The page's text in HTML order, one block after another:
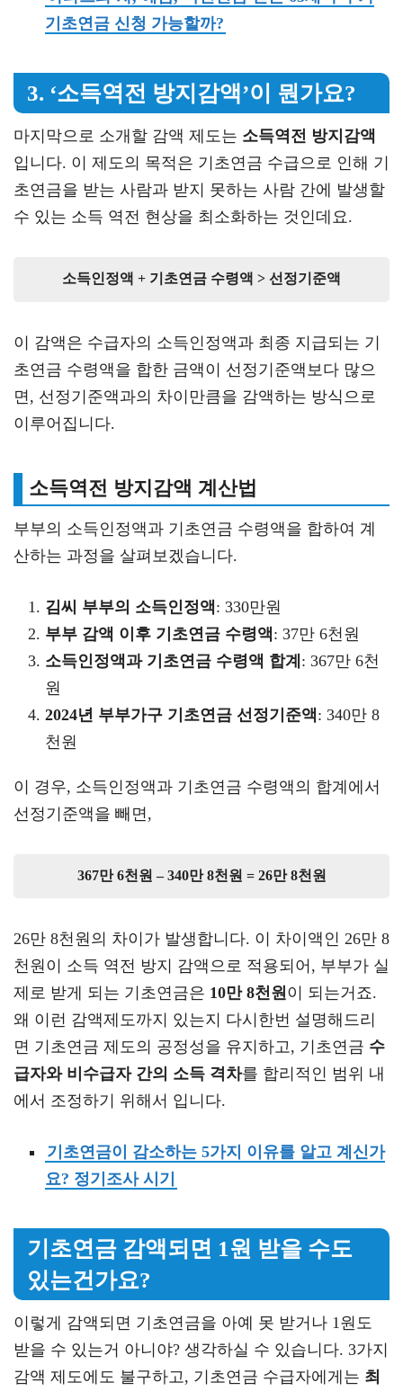
기초연금 신청 가능할까?
3. ‘소득역전 방지감액’이 뭔가요?
마지막으로 소개할 감액 제도는 소득역전 방지감액
입니다. 이 제도의 목적은 기초연금 수급으로 인해 기
초연금을 받는 사람과 받지 못하는 사람 간에 발생할
수 있는 소득 역전 현상을 최소화하는 것인데요.
소득인정액 + 기초연금 수령액 > 선정기준액
이 감액은 수급자의 소득인정액과 최종 지급되는 기
초연금 수령액을 합한 금액이 선정기준액보다 많으
면, 선정기준액과의 차이만큼을 감액하는 방식으로
이루어집니다.
소득역전 방지감액 계산법
부부의 소득인정액과 기초연금 수령액을 합하여 계
산하는 과정을 살펴보겠습니다.
김씨 부부의 소득인정액: 330만원
부부 감액 이후 기초연금 수령액: 37만 6천원
소득인정액과 기초연금 수령액 합계 : 367만 6천
원
2024년 부부가구 기초연금 선정기준액: 340만 8
천원
이 경우, 소득인정액과 기초연금 수령액의 합계에서
선정기준액을 빼면,
367만 6천원 – 340만 8천원 = 26만 8천원
26만 8천원의 차이가 발생합니다. 이 차이액인 26만 8
천원이 소득 역전 방지 감액으로 적용되어, 부부가 실
제로 받게 되는 기초연금은 10만 8천원이 되는거죠.
왜 이런 감액제도까지 있는지 다시한번 설명해드리
면 기초연금 제도의 공정성을 유지하고, 기초연금 수
급자와 비수급자 간의 소득 격차를 합리적인 범위 내
에서 조정하기 위해서 입니다.
기초연금이 감소하는 5가지 이유를 알고 계신가
요? 정기조사 시기
기초연금 감액되면 1원 받을 수도
있는건가요?
이렇게 감액되면 기초연금을 아예 못 받거나 1원도
받을 수 있는거 아니야? 생각하실 수 있습니다. 3가지
감액 제도에도 불구하고, 기초연금 수급자에게는 최